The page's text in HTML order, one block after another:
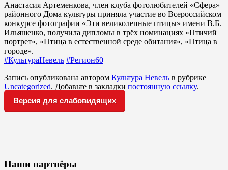
Анастасия Артеменкова, член клуба фотолюбителей «Сфера»
районного Дома культуры приняла участие во Всероссийском
конкурсе фотографии «Эти великолепные птицы» имени В.Б.
Ильяшенко, получила дипломы в трёх номинациях «Птичий
портрет», «Птица в естественной среде обитания», «Птица в
городе».
#КультураНевель #Регион60
Запись опубликована автором Культура Невель в рубрике
Uncategorized. Добавьте в закладки постоянную ссылку.
Версия для слабовидящих
Наши партнёры